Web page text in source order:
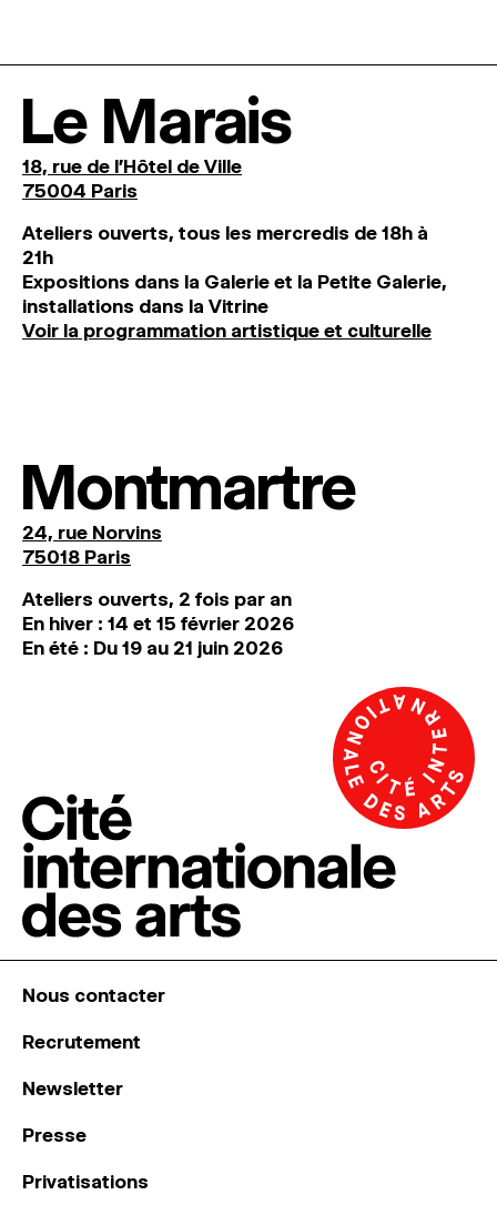
Le Marais
18, rue de l'Hôtel de Ville
75004 Paris
Ateliers ouverts, tous les mercredis de 18h à
21h
Expositions dans la Galerie et la Petite Galerie,
installations dans la Vitrine
Voir la programmation artistique et culturelle
Montmartre
24, rue Norvins
75018 Paris
Ateliers ouverts, 2 fois par an
En hiver : 14 et 15 février 2026
En été : Du 19 au 21 juin 2026
Nous contacter
Recrutement
Newsletter
Presse
Privatisations